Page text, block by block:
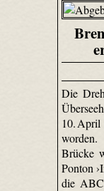
Die
10.
Brücke
Ponton
die